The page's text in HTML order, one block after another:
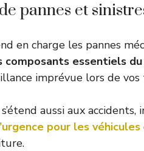
pannes et
en charge les pannes
composants essentiels
imprévue lors de vos
aussi aux
pour les véhicules